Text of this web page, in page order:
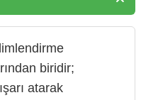
biridir;
atarak